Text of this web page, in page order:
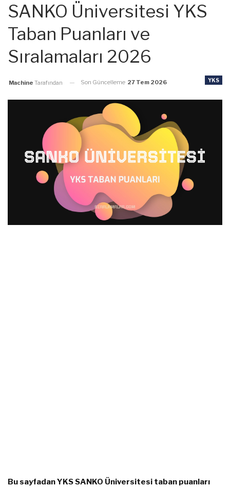
SANKO Üniversitesi YKS
Taban Puanları ve
Sıralamaları 2026
YKS
Machine Tarafından Son Güncelleme 27 Tem 2026
Bu sayfadan YKS SANKO Üniversitesi taban puanları